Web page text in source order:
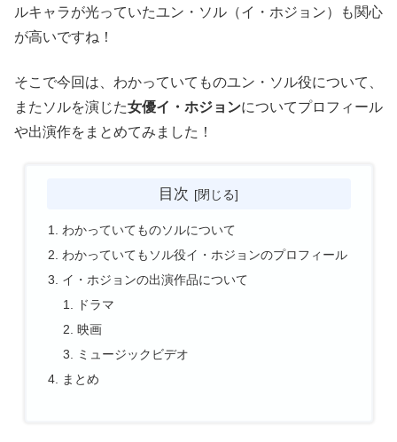
ルキャラが光っていたユン・ソル（イ・ホジョン）も関心
が高いですね！
そこで今回は、わかっていてものユン・ソル役について、
またソルを演じた女優イ・ホジョンについてプロフィール
や出演作をまとめてみました！
目次
わかっていてものソルについて
わかっていてもソル役イ・ホジョンのプロフィール
イ・ホジョンの出演作品について
ドラマ
映画
ミュージックビデオ
まとめ